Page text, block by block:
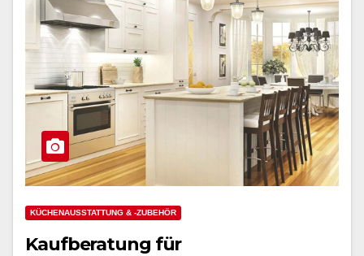
KÜCHENAUSSTATTUNG & -ZUBEHÖR
Kaufberatung für